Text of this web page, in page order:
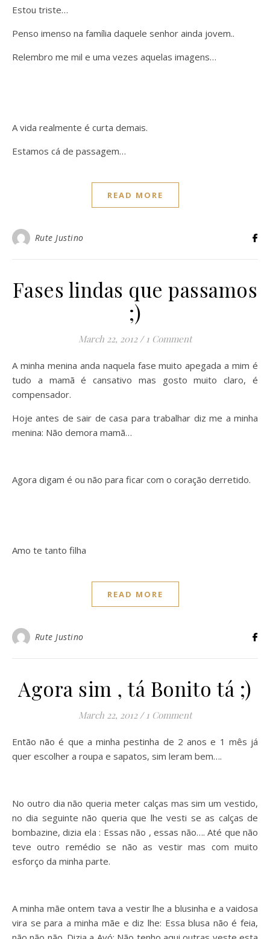
Estou triste…
Penso imenso na família daquele senhor ainda jovem..
Relembro me mil e uma vezes aquelas imagens…
A vida realmente é curta demais.
Estamos cá de passagem…
READ MORE
Rute Justino
Fases lindas que passamos
;)
March 22, 2012 / 1 Comment
A minha menina anda naquela fase muito apegada a mim é
tudo a mamã é cansativo mas gosto muito claro, é
compensador.
Hoje antes de sair de casa para trabalhar diz me a minha
menina: Não demora mamã…
Agora digam é ou não para ficar com o coração derretido.
Amo te tanto filha
READ MORE
Rute Justino
Agora sim , tá Bonito tá ;)
March 22, 2012 / 1 Comment
Então não é que a minha pestinha de 2 anos e 1 mês já
quer escolher a roupa e sapatos, sim leram bem….
No outro dia não queria meter calças mas sim um vestido,
no dia seguinte não queria que lhe vesti se as calças de
bombazine, dizia ela : Essas não , essas não…. Até que não
teve outro remédio se não as vestir mas com muito
esforço da minha parte.
A minha mãe ontem tava a vestir lhe a blusinha e a vaidosa
vira se para a minha mãe e diz lhe: Essa blusa não é feia,